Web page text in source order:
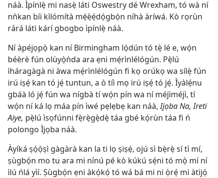
náà. Ìpínlẹ̀ mi nasẹ̀ láti Oswestry dé Wrexham, tó wà ní
nǹkan bíi kìlómítà mẹ́ẹ̀ẹ́dọ́gbọ̀n níhà àríwá. Kò rọrùn
rárá láti kárí gbogbo ìpínlẹ̀ náà.
Ní àpéjọpọ̀ kan ní Birmingham lọ́dún tó tẹ̀ lé e, wọ́n
béèrè fún olùyọ̀ǹda ara ẹni mẹ́rìnlélógún. Pẹ̀lú
ìháragàgà ni àwa mẹ́rìnlélógún fi kọ orúkọ wa sílẹ̀ fún
irú iṣẹ́ kan tó jẹ́ tuntun, a ò tíì mọ irú iṣẹ́ tó jẹ́. Ìyàlẹ́nu
gbáà ló jẹ́ fún wa nígbà tí wọ́n pín wa ní méjìméjì, tí
wọ́n ní ká lọ máa pín ìwé pẹlẹbẹ kan náà,Ijọba Na, Ireti
Aiye, pẹ̀lú ìsọfúnni fẹ̀rẹ̀gẹ̀dẹ̀ táa gbé kọ́rùn táa fi ń
polongo Ìjọba náà.
Àyíká ṣọ́ọ̀ṣì gàgàrà kan la ti lọ ṣiṣẹ́, ojú sì bẹ̀rẹ̀ sí tì mí,
ṣùgbọ́n mo tu ara mi nínú pé kò kúkú sẹ́ni tó mọ̀ mí ní
ìlú ńlá yìí. Ṣùgbọ́n ẹni àkọ́kọ́ tó wá bá mi ni ọ̀rẹ́ mi àtijọ́